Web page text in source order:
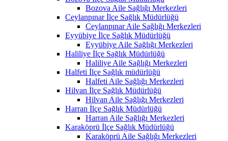
Bozova Aile Sağlığı Merkezleri
Ceylanpınar İlçe Sağlık Müdürlüğü
Ceylanpınar Aile Sağlığı Merkezleri
Eyyübiye İlçe Sağlık Müdürlüğü
Eyyübiye Aile Sağlığı Merkezleri
Haliliye İlçe Sağlık Müdürlüğü
Haliliye Aile Sağlığı Merkezleri
Halfeti İlçe Sağlık müdürlüğü
Halfeti Aile Sağlığı Merkezleri
Hilvan İlçe Sağlık Müdürlüğü
Hilvan Aile Sağlığı Merkezleri
Harran İlçe Sağlık Müdürlüğü
Harran Aile Sağlığı Merkezleri
Karaköprü İlçe Sağlık Müdürlüğü
Karaköprü Aile Sağlığı Merkezleri